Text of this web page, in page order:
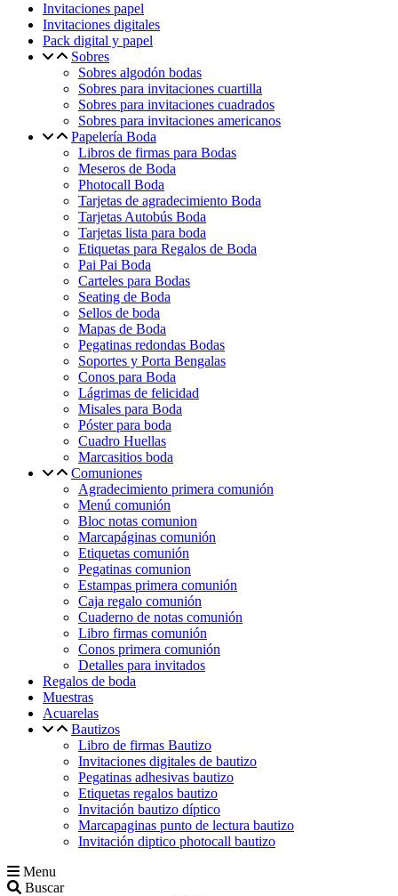
Invitaciones papel
Invitaciones digitales
Pack digital y papel
Sobres
Sobres algodón bodas
Sobres para invitaciones cuartilla
Sobres para invitaciones cuadrados
Sobres para invitaciones americanos
Papelería Boda
Libros de firmas para Bodas
Meseros de Boda
Photocall Boda
Tarjetas de agradecimiento Boda
Tarjetas Autobús Boda
Tarjetas lista para boda
Etiquetas para Regalos de Boda
Pai Pai Boda
Carteles para Bodas
Seating de Boda
Sellos de boda
Mapas de Boda
Pegatinas redondas Bodas
Soportes y Porta Bengalas
Conos para Boda
Lágrimas de felicidad
Misales para Boda
Póster para boda
Cuadro Huellas
Marcasitios boda
Comuniones
Agradecimiento primera comunión
Menú comunión
Bloc notas comunion
Marcapáginas comunión
Etiquetas comunión
Pegatinas comunion
Estampas primera comunión
Caja regalo comunión
Cuaderno de notas comunión
Libro firmas comunión
Conos primera comunión
Detalles para invitados
Regalos de boda
Muestras
Acuarelas
Bautizos
Libro de firmas Bautizo
Invitaciones digitales de bautizo
Pegatinas adhesivas bautizo
Etiquetas regalos bautizo
Invitación bautizo díptico
Marcapaginas punto de lectura bautizo
Invitación diptico photocall bautizo
Menu
Buscar